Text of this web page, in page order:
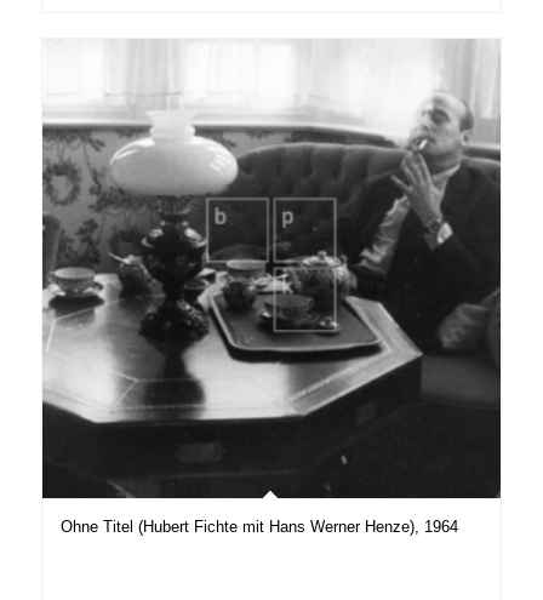
Ohne Titel (Hubert Fichte mit Hans Werner Henze), 1964